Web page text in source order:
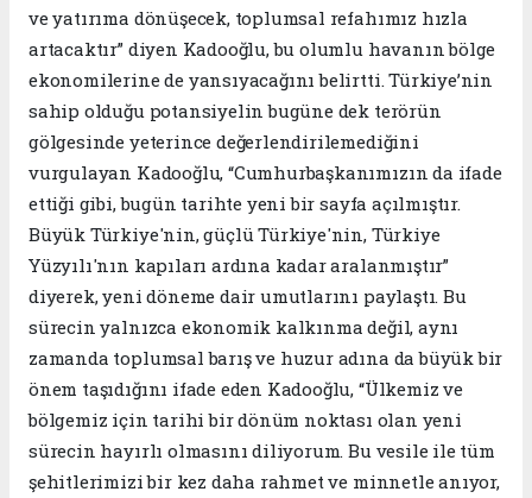
ve yatırıma dönüşecek, toplumsal refahımız hızla
artacaktır” diyen Kadooğlu, bu olumlu havanın bölge
ekonomilerine de yansıyacağını belirtti. Türkiye’nin
sahip olduğu potansiyelin bugüne dek terörün
gölgesinde yeterince değerlendirilemediğini
vurgulayan Kadooğlu, “Cumhurbaşkanımızın da ifade
ettiği gibi, bugün tarihte yeni bir sayfa açılmıştır.
Büyük Türkiye'nin, güçlü Türkiye'nin, Türkiye
Yüzyılı'nın kapıları ardına kadar aralanmıştır”
diyerek, yeni döneme dair umutlarını paylaştı. Bu
sürecin yalnızca ekonomik kalkınma değil, aynı
zamanda toplumsal barış ve huzur adına da büyük bir
önem taşıdığını ifade eden Kadooğlu, “Ülkemiz ve
bölgemiz için tarihi bir dönüm noktası olan yeni
sürecin hayırlı olmasını diliyorum. Bu vesile ile tüm
şehitlerimizi bir kez daha rahmet ve minnetle anıyor,